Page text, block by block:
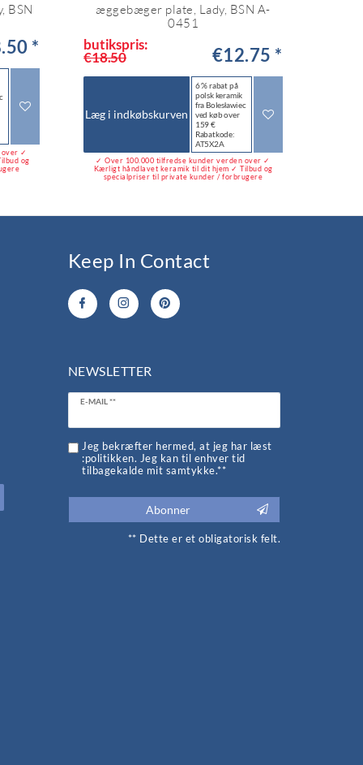
BSN
*
over ✓
og
æggebæger plate, Lady, BSN A-
0451
butikspris:
€18.50 €12.75 *
Læg i indkøbskurven
6 % rabat på
polsk keramik
fra Bolesławiec
ved køb over
159 €
Rabatkode:
AT5X2A
✓ Over 100.000 tilfredse kunder verden over ✓
Kærligt håndlavet keramik til dit hjem ✓ Tilbud og
specialpriser til private kunder / forbrugere
Keep In Contact
NEWSLETTER
E-MAIL **
Ceres::Template.newsletterHoneypotLabel
Jeg bekræfter hermed, at jeg har læst
:politikken. Jeg kan til enhver tid
tilbagekalde mit samtykke.**
Abonner
** Dette er et obligatorisk felt.